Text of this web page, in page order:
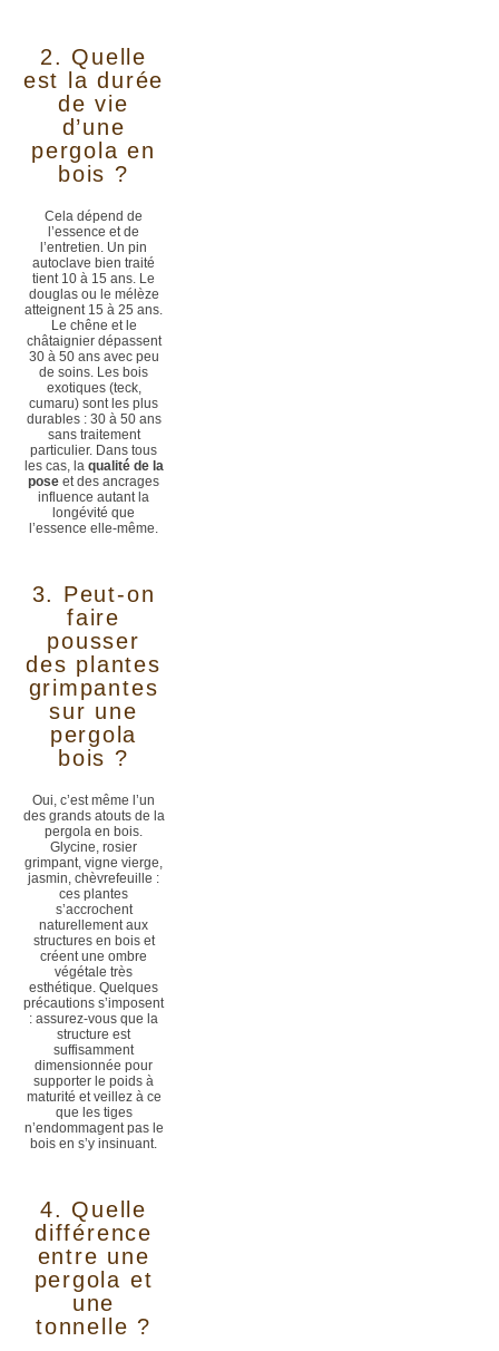
2. Quelle
est la durée
de vie
d’une
pergola en
bois ?
Cela dépend de
l’essence et de
l’entretien. Un pin
autoclave bien traité
tient 10 à 15 ans. Le
douglas ou le mélèze
atteignent 15 à 25 ans.
Le chêne et le
châtaignier dépassent
30 à 50 ans avec peu
de soins. Les bois
exotiques (teck,
cumaru) sont les plus
durables : 30 à 50 ans
sans traitement
particulier. Dans tous
les cas, la qualité de la
pose et des ancrages
influence autant la
longévité que
l’essence elle-même.
3. Peut-on
faire
pousser
des plantes
grimpantes
sur une
pergola
bois ?
Oui, c’est même l’un
des grands atouts de la
pergola en bois.
Glycine, rosier
grimpant, vigne vierge,
jasmin, chèvrefeuille :
ces plantes
s’accrochent
naturellement aux
structures en bois et
créent une ombre
végétale très
esthétique. Quelques
précautions s’imposent
: assurez-vous que la
structure est
suffisamment
dimensionnée pour
supporter le poids à
maturité et veillez à ce
que les tiges
n’endommagent pas le
bois en s’y insinuant.
4. Quelle
différence
entre une
pergola et
une
tonnelle ?